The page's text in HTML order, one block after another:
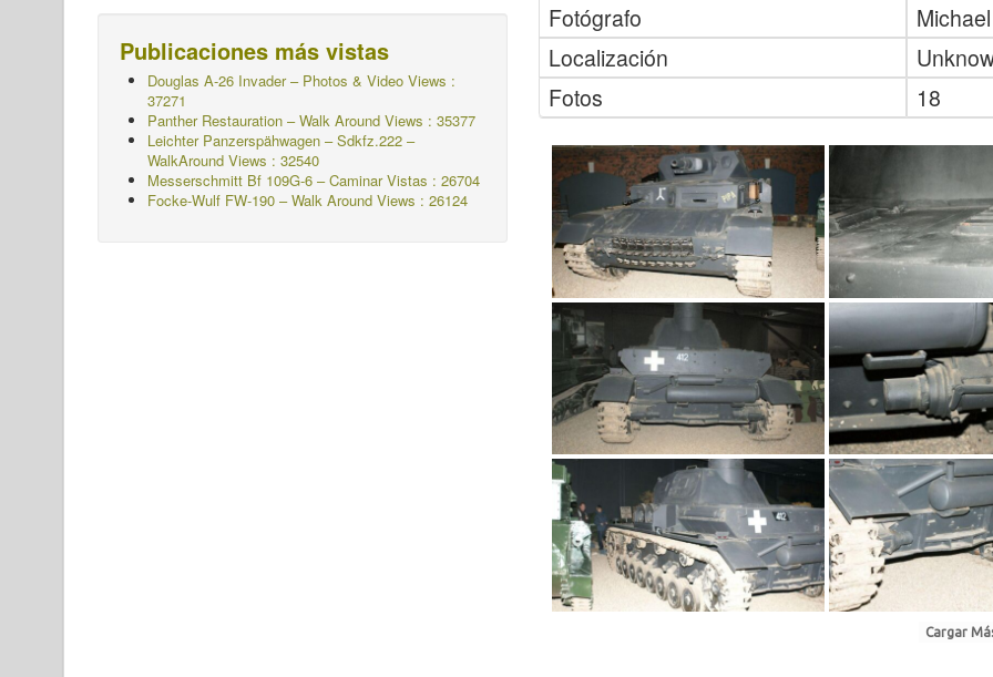
Fotógrafo
Localización
Fotos
18
Cargar
Publicaciones más vistas
Douglas A-26 Invader – Photos & Video Views :
37271
Panther Restauration – Walk Around Views : 35377
Leichter Panzerspähwagen – Sdkfz.222 –
WalkAround Views : 32540
Messerschmitt Bf 109G-6 – CaminarVistas : 26704
Focke-Wulf FW-190 – Walk Around Views : 26124